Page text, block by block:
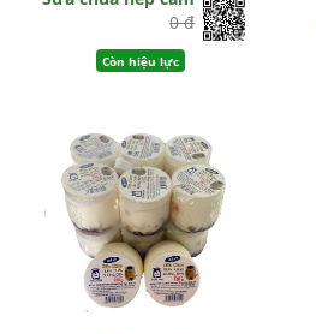
0 đ
Còn hiệu lực